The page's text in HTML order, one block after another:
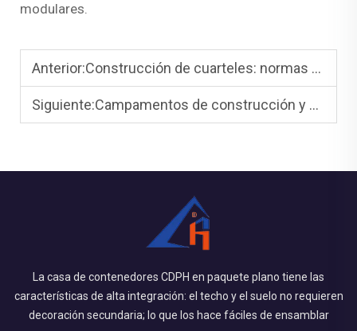
modulares.
Anterior:Construcción de cuarteles: normas y cumplimiento
Siguiente:Campamentos de construcción y constructores de campamentos: cómo elegir
La casa de contenedores CDPH en paquete plano tiene las
características de alta integración: el techo y el suelo no requieren
decoración secundaria; lo que los hace fáciles de ensamblar